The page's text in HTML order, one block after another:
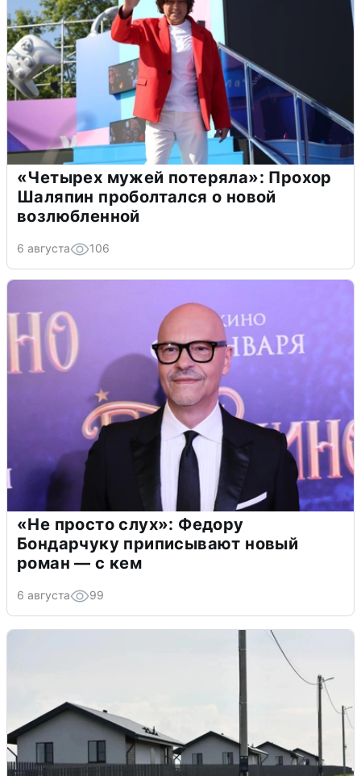
«Четырех мужей потеряла»: Прохор
Шаляпин проболтался о новой
возлюбленной
6 августа 106
«Не просто слух»: Федору
Бондарчуку приписывают новый
роман — с кем
6 августа 99